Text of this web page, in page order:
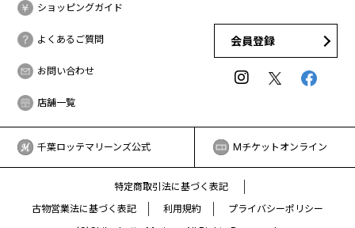
ショッピングガイド
よくあるご質問
お問い合わせ
店舗一覧
会員登録
千葉ロッテマリーンズ公式 Mチケットオンライン
特定商取引法に基づく表記
古物営業法に基づく表記
利用規約
プライバシーポリシー